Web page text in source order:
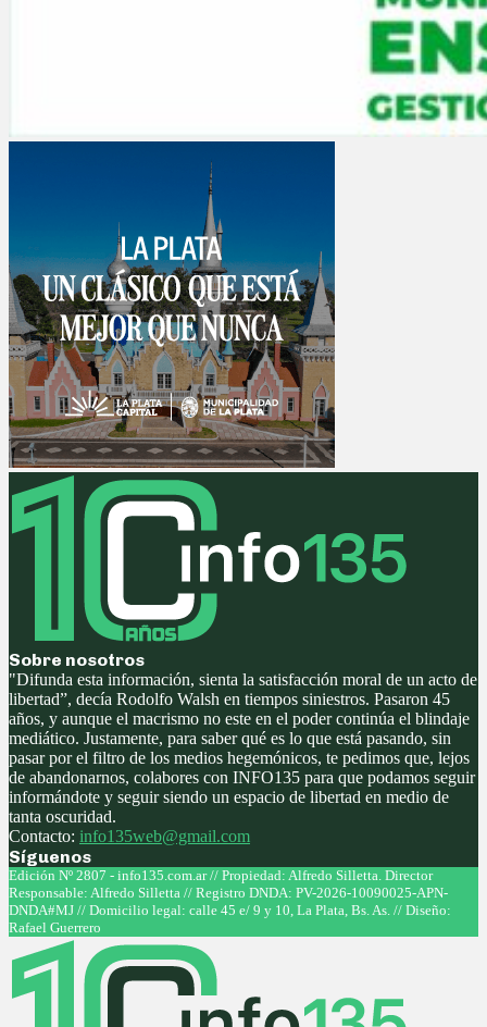
Sobre nosotros
"Difunda esta información, sienta la satisfacción moral de un acto de
libertad”, decía Rodolfo Walsh en tiempos siniestros. Pasaron 45
años, y aunque el macrismo no este en el poder continúa el blindaje
mediático. Justamente, para saber qué es lo que está pasando, sin
pasar por el filtro de los medios hegemónicos, te pedimos que, lejos
de abandonarnos, colabores con INFO135 para que podamos seguir
informándote y seguir siendo un espacio de libertad en medio de
tanta oscuridad.
Contacto: info135web@gmail.com
Síguenos
Facebook
Twitter
Instagram
Youtube
Edición Nº 2807 - info135.com.ar // Propiedad: Alfredo Silletta. Director
Responsable: Alfredo Silletta // Registro DNDA: PV-2026-10090025-APN-
DNDA#MJ // Domicilio legal: calle 45 e/ 9 y 10, La Plata, Bs. As. // Diseño:
Rafael Guerrero